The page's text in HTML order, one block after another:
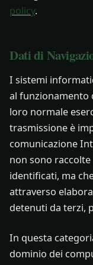
policy.
Dati di
I sistemi
al funzionamento
loro normale
trasmissione è
comunicazione
non sono
identificati, ma
attraverso
detenuti da terzi,
In questa
dominio dei